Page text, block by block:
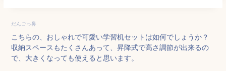
だんごっ鼻
こちらの、おしゃれで可愛い学習机セットは如何でしょうか？
収納スペースもたくさんあって、昇降式で高さ調節が出来るの
で、大きくなっても使えると思います。